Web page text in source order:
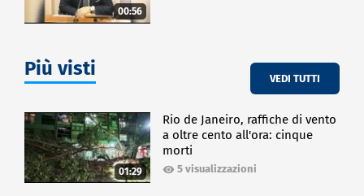
00:56
Più visti VEDI TUTTI
01:29
Rio de Janeiro, raffiche di vento
a oltre cento all'ora: cinque
morti
5 visualizzazioni